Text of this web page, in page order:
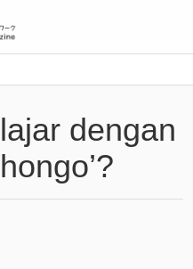
dengan